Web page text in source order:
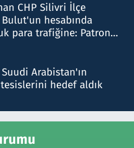
CHP Silivri İlçe
Bulut'un hesabında
para trafiğine: Patron
Arabistan'ın
hedef aldık